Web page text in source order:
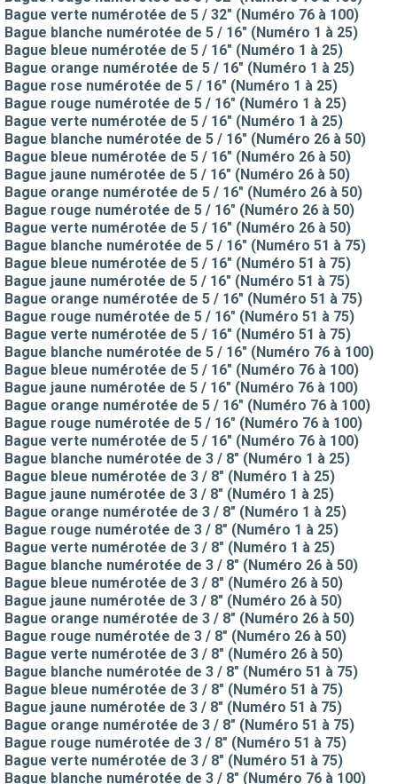
Bague verte numérotée de 5 / 32" (Numéro 76 à 100)
Bague blanche numérotée de 5 / 16" (Numéro 1 à 25)
Bague bleue numérotée de 5 / 16" (Numéro 1 à 25)
Bague orange numérotée de 5 / 16" (Numéro 1 à 25)
Bague rose numérotée de 5 / 16" (Numéro 1 à 25)
Bague rouge numérotée de 5 / 16" (Numéro 1 à 25)
Bague verte numérotée de 5 / 16" (Numéro 1 à 25)
Bague blanche numérotée de 5 / 16" (Numéro 26 à 50)
Bague bleue numérotée de 5 / 16" (Numéro 26 à 50)
Bague jaune numérotée de 5 / 16" (Numéro 26 à 50)
Bague orange numérotée de 5 / 16" (Numéro 26 à 50)
Bague rouge numérotée de 5 / 16" (Numéro 26 à 50)
Bague verte numérotée de 5 / 16" (Numéro 26 à 50)
Bague blanche numérotée de 5 / 16" (Numéro 51 à 75)
Bague bleue numérotée de 5 / 16" (Numéro 51 à 75)
Bague jaune numérotée de 5 / 16" (Numéro 51 à 75)
Bague orange numérotée de 5 / 16" (Numéro 51 à 75)
Bague rouge numérotée de 5 / 16" (Numéro 51 à 75)
Bague verte numérotée de 5 / 16" (Numéro 51 à 75)
Bague blanche numérotée de 5 / 16" (Numéro 76 à 100)
Bague bleue numérotée de 5 / 16" (Numéro 76 à 100)
Bague jaune numérotée de 5 / 16" (Numéro 76 à 100)
Bague orange numérotée de 5 / 16" (Numéro 76 à 100)
Bague rouge numérotée de 5 / 16" (Numéro 76 à 100)
Bague verte numérotée de 5 / 16" (Numéro 76 à 100)
Bague blanche numérotée de 3 / 8" (Numéro 1 à 25)
Bague bleue numérotée de 3 / 8" (Numéro 1 à 25)
Bague jaune numérotée de 3 / 8" (Numéro 1 à 25)
Bague orange numérotée de 3 / 8" (Numéro 1 à 25)
Bague rouge numérotée de 3 / 8" (Numéro 1 à 25)
Bague verte numérotée de 3 / 8" (Numéro 1 à 25)
Bague blanche numérotée de 3 / 8" (Numéro 26 à 50)
Bague bleue numérotée de 3 / 8" (Numéro 26 à 50)
Bague jaune numérotée de 3 / 8" (Numéro 26 à 50)
Bague orange numérotée de 3 / 8" (Numéro 26 à 50)
Bague rouge numérotée de 3 / 8" (Numéro 26 à 50)
Bague verte numérotée de 3 / 8" (Numéro 26 à 50)
Bague blanche numérotée de 3 / 8" (Numéro 51 à 75)
Bague bleue numérotée de 3 / 8" (Numéro 51 à 75)
Bague jaune numérotée de 3 / 8" (Numéro 51 à 75)
Bague orange numérotée de 3 / 8" (Numéro 51 à 75)
Bague rouge numérotée de 3 / 8" (Numéro 51 à 75)
Bague verte numérotée de 3 / 8" (Numéro 51 à 75)
Bague blanche numérotée de 3 / 8" (Numéro 76 à 100)